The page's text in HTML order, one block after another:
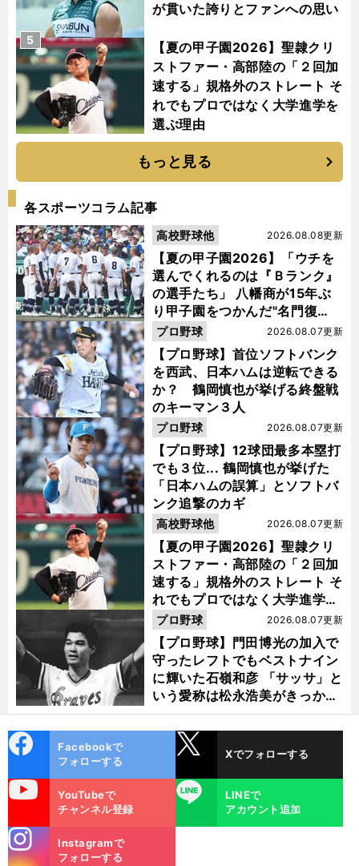
が貫いた誇りとファンへの思い
【夏の甲子園2026】聖隷クリ
ストファー・高部陸の「２回加
速する」規格外のストレート そ
れでもプロではなく大学進学を
選ぶ理由
5
もっと見る
各スポーツコラム記事
【夏の甲子園2026】「ウチを
選んでくれるのは『Ｂランク』
の選手たち」 八幡商が15年ぶ
り甲子園をつかんだ"名門復
活"の舞台裏
2026.08.08更新
高校野球他
【プロ野球】首位ソフトバンク
を西武、日本ハムは逆転できる
か？ 鶴岡慎也が挙げる終盤戦
のキーマン３人
2026.08.07更新
プロ野球
【プロ野球】12球団最多本塁打
でも３位... 鶴岡慎也が挙げた
「日本ハムの誤算」とソフトバ
ンク追撃のカギ
2026.08.07更新
プロ野球
【夏の甲子園2026】聖隷クリ
ストファー・高部陸の「２回加
速する」規格外のストレート そ
れでもプロではなく大学進学を
選ぶ理由
2026.08.07更新
高校野球他
【プロ野球】門田博光の加入で
守ったレフトでもベストナイン
に輝いた石嶺和彦 「サッサ」と
いう愛称は松永浩美がきっか
け？
2026.08.07更新
プロ野球
ok
Facebookで
フォローする
Xでフォローする
YouTubeで
チャンネル登録
LINE
LINEで
アカウント追加
m
Instagramで
フォローする